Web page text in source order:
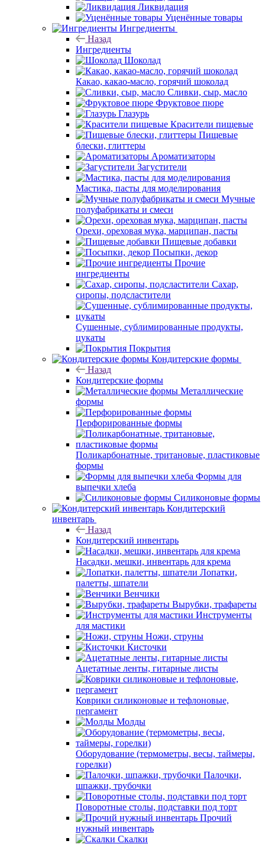
Ликвидация
Уценённые товары
Ингредиенты
Назад
Ингредиенты
Шоколад
Какао, какао-масло, горячий шоколад
Сливки, сыр, масло
Фруктовое пюре
Глазурь
Красители пищевые
Пищевые
блески, глиттеры
Ароматизаторы
Загустители
Мастика, пасты для моделирования
Мучные
полуфабрикаты и смеси
Орехи, ореховая мука, марципан, пасты
Пищевые добавки
Посыпки, декор
Прочие
ингредиенты
Сахар,
сиропы, подсластители
Сушенные, сублимированные продукты,
цукаты
Покрытия
Кондитерские формы
Назад
Кондитерские формы
Металлические
формы
Перфорированные формы
Поликарбонатные, тритановые, пластиковые
формы
Формы для
выпечки хлеба
Силиконовые формы
Кондитерский
инвентарь
Назад
Кондитерский инвентарь
Насадки, мешки, инвентарь для крема
Лопатки,
палетты, шпатели
Венчики
Вырубки, трафареты
Инструменты
для мастики
Ножи, струны
Кисточки
Ацетатные ленты, гитарные листы
Коврики силиконовые и тефлоновые,
пергамент
Молды
Оборудование (термометры, весы, таймеры,
горелки)
Палочки,
шпажки, трубочки
Поворотные столы, подставки под торт
Прочий
нужный инвентарь
Скалки